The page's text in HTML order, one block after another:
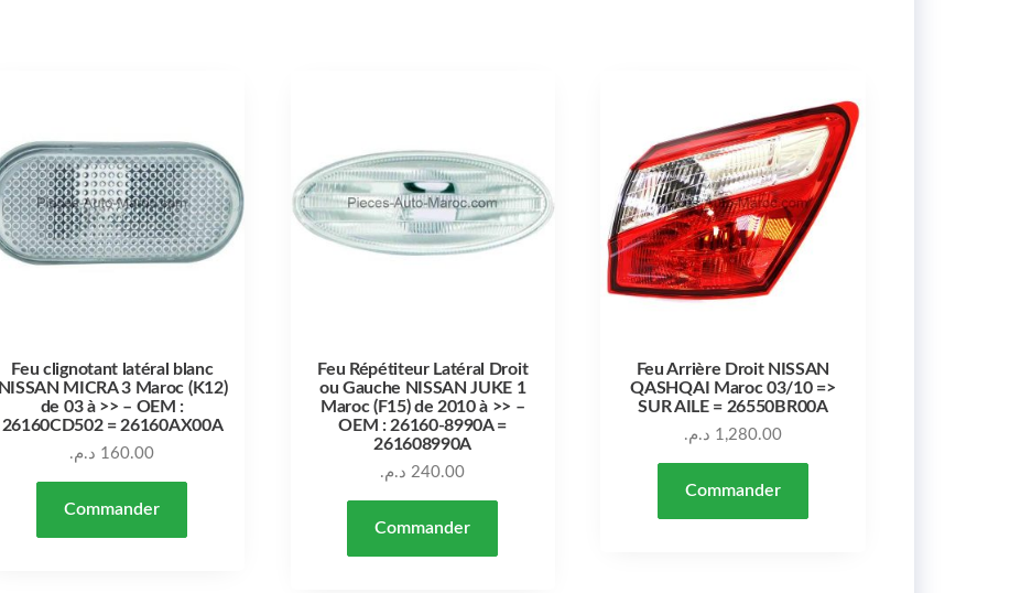
Feu clignotant latéral blanc
NISSAN MICRA 3 Maroc (K12)
de 03 à >> – OEM :
26160CD502 = 26160AX00A
160.00 د.م.
Commander
Feu Répétiteur Latéral Droit
ou Gauche NISSAN JUKE 1
Maroc (F15) de 2010 à >> –
OEM : 26160-8990A =
261608990A
240.00 د.م.
Commander
Feu Arrière Droit NISSAN
QASHQAI Maroc 03/10 =>
SUR AILE = 26550BR00A
1,280.00 د.م.
Commander